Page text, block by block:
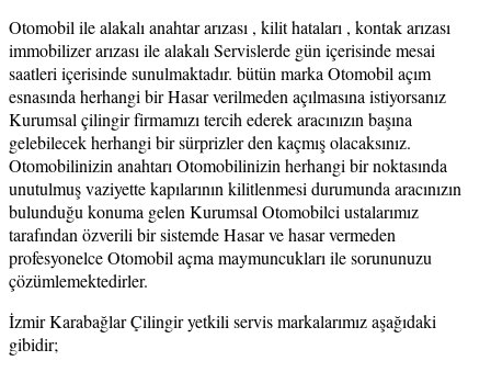
Otomobil ile alakalı anahtar arızası , kilit hataları , kontak arızası
immobilizer arızası ile alakalı Servislerde gün içerisinde mesai
saatleri içerisinde sunulmaktadır. bütün marka Otomobil açım
esnasında herhangi bir Hasar verilmeden açılmasına istiyorsanız
Kurumsal çilingir firmamızı tercih ederek aracınızın başına
gelebilecek herhangi bir sürprizler den kaçmış olacaksınız.
Otomobilinizin anahtarı Otomobilinizin herhangi bir noktasında
unutulmuş vaziyette kapılarının kilitlenmesi durumunda aracınızın
bulunduğu konuma gelen Kurumsal Otomobilci ustalarımız
tarafından özverili bir sistemde Hasar ve hasar vermeden
profesyonelce Otomobil açma maymuncukları ile sorununuzu
çözümlemektedirler.
İzmir Karabağlar Çilingir yetkili servis markalarımız aşağıdaki
gibidir;